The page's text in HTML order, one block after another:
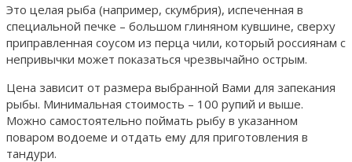
Это целая рыба (например, скумбрия), испеченная в
специальной печке – большом глиняном кувшине, сверху
приправленная соусом из перца чили, который россиянам с
непривычки может показаться чрезвычайно острым.
Цена зависит от размера выбранной Вами для запекания
рыбы. Минимальная стоимость – 100 рупий и выше.
Можно самостоятельно поймать рыбу в указанном
поваром водоеме и отдать ему для приготовления в
тандури.